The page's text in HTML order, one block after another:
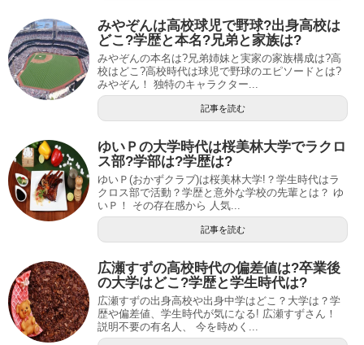
みやぞんは高校球児で野球?出身高校は
どこ?学歴と本名?兄弟と家族は?
みやぞんの本名は?兄弟姉妹と実家の家族構成は?高
校はどこ?高校時代は球児で野球のエピソードとは?
みやぞん！ 独特のキャラクター...
記事を読む
ゆいＰの大学時代は桜美林大学でラクロ
ス部?学部は?学歴は?
ゆいＰ(おかずクラブ)は桜美林大学!？学生時代はラ
クロス部で活動？学歴と意外な学校の先輩とは？ ゆ
いＰ！ その存在感から 人気...
記事を読む
広瀬すずの高校時代の偏差値は?卒業後
の大学はどこ?学歴と学生時代は?
広瀬すずの出身高校や出身中学はどこ？大学は？学
歴や偏差値、学生時代が気になる! 広瀬すずさん！
説明不要の有名人、 今を時めく...